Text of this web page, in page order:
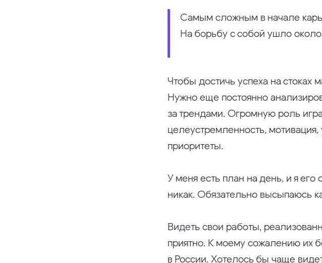
Самым сложным в начале
На борьбу с собой ушло около
Чтобы достичь успеха на стоках
Нужно еще постоянно
за трендами. Огромную роль
целеустремленность,
приоритеты.
У меня есть план на день, и я
никак. Обязательно высыпаюсь
Видеть свои работы,
приятно. К моему сожалению их
в России. Хотелось бы чаще